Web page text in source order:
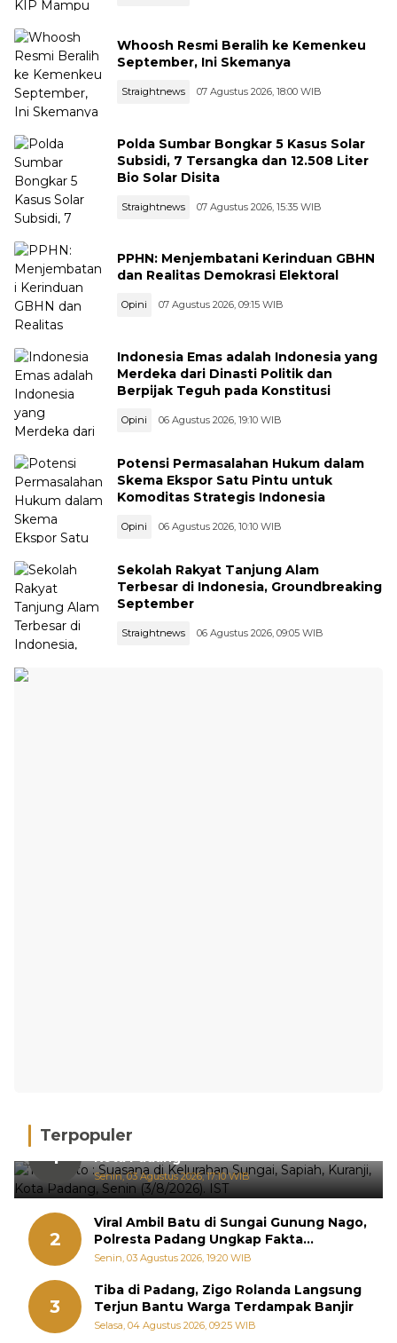
Whoosh Resmi Beralih ke Kemenkeu
September, Ini Skemanya
Straightnews 07 Agustus 2026, 18:00 WIB
Polda Sumbar Bongkar 5 Kasus Solar
Subsidi, 7 Tersangka dan 12.508 Liter
Bio Solar Disita
Straightnews 07 Agustus 2026, 15:35 WIB
PPHN: Menjembatani Kerinduan GBHN
dan Realitas Demokrasi Elektoral
Opini 07 Agustus 2026, 09:15 WIB
Indonesia Emas adalah Indonesia yang
Merdeka dari Dinasti Politik dan
Berpijak Teguh pada Konstitusi
Opini 06 Agustus 2026, 19:10 WIB
Potensi Permasalahan Hukum dalam
Skema Ekspor Satu Pintu untuk
Komoditas Strategis Indonesia
Opini 06 Agustus 2026, 10:10 WIB
Sekolah Rakyat Tanjung Alam
Terbesar di Indonesia, Groundbreaking
September
Straightnews 06 Agustus 2026, 09:05 WIB
Terpopuler
1
Hujan Deras, 15 Titik Banjir Terdeteksi di
Kota Padang
Senin, 03 Agustus 2026, 17:10 WIB
2
Viral Ambil Batu di Sungai Gunung Nago,
Polresta Padang Ungkap Fakta
Sebenarnya
Senin, 03 Agustus 2026, 19:20 WIB
3
Tiba di Padang, Zigo Rolanda Langsung
Terjun Bantu Warga Terdampak Banjir
Selasa, 04 Agustus 2026, 09:25 WIB